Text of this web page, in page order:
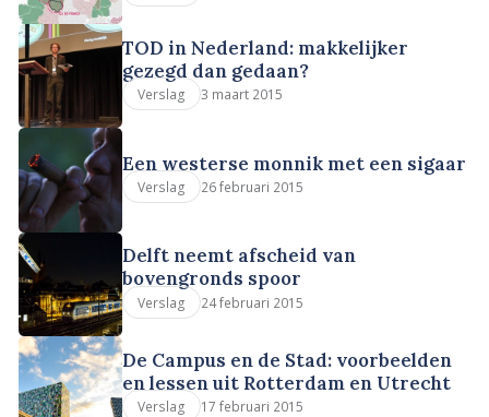
TOD in Nederland: makkelijker
gezegd dan gedaan?
Verslag 3 maart 2015
Een westerse monnik met een sigaar
Verslag 26 februari 2015
Delft neemt afscheid van
bovengronds spoor
Verslag 24 februari 2015
De Campus en de Stad: voorbeelden
en lessen uit Rotterdam en Utrecht
Verslag 17 februari 2015